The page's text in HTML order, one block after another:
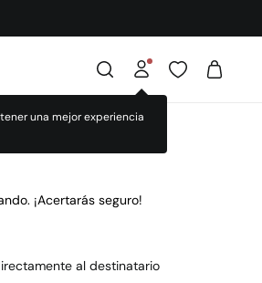
una mejor experiencia
¡Acertarás seguro!
al destinatario